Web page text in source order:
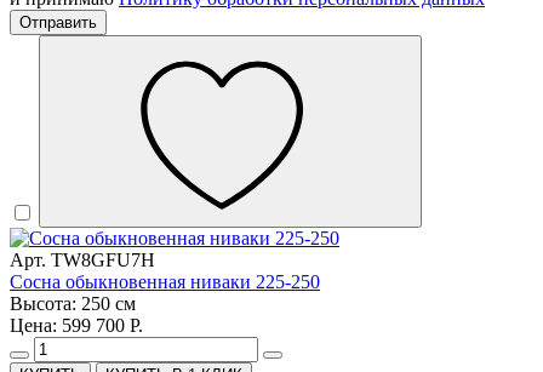
Отправить
Арт. TW8GFU7H
Сосна обыкновенная ниваки 225-250
Высота: 250 см
Цена: 599 700 Р.